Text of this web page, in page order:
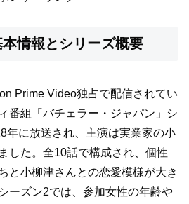
情報とシリーズ概要
Prime Video独占で配信されてい
番組「バチェラー・ジャパン」シ
年に放送され、主演は実業家の小
した。全10話で構成され、個性
と小柳津さんとの恋愛模様が大き
ーズン2では、参加女性の年齢や